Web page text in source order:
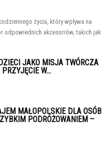
życia, który wpływa na
odpowiednich akcesoriów, takich jak
JAKO MISJA TWÓRCZA
W...
MAŁOPOLSKIE DLA OSÓB
PODRÓŻOWANIEM –